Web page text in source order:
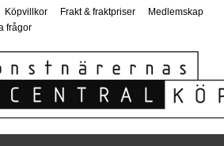
Köpvillkor Frakt & fraktpriser
Medlemskap
frågor